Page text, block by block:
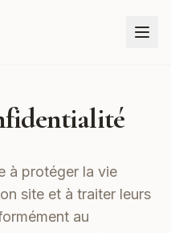
à protéger la vie
site et à traiter leurs
au